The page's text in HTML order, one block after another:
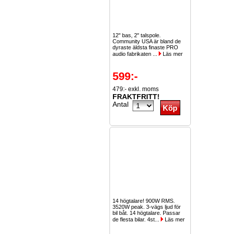
12" bas, 2" talspole.
Community USA är bland de
dyraste äldsta finaste PRO
audio fabrikaten ...
Läs mer
599:-
479:- exkl. moms
FRAKTFRITT!
Antal
14 högtalare! 900W RMS.
3520W peak. 3-vägs ljud för
bil båt. 14 högtalare. Passar
de flesta bilar. 4st...
Läs mer